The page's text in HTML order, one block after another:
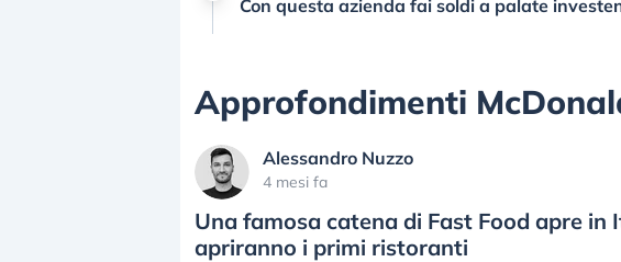
Con questa azienda fai soldi a palate
Approfondimenti
Alessandro Nuzzo
4 mesi fa
Una famosa catena di Fast Food apre in
apriranno i primi ristoranti